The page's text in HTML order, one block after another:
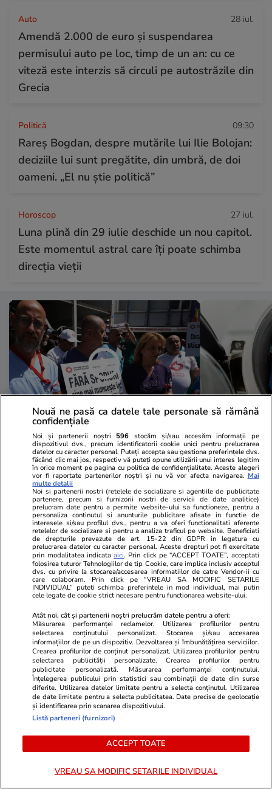
Auto 28 iul.
Amendă 2.000 de euro și suspendarea
permisului auto pe loc, timp de un an: cu ce
viteză este interzis să circuli pe autostrăzile din
Grecia
Politică 09:30
Rareș Bogdan, despre mutările lui Ilie Bolojan:
deciziile lui sunt pregătite, din umbră, de doi
oameni. „El nu știe politică”
Horoscop 27 iul.
Luna plină din 29 iulie deschide un nou capitol.
Este momentul astral care îți poate schimba
direcția vieții
Sănătate și Fitness 14:40
Greva din Sănătate pe înțelesul
tuturor: de ce protestează
sindicatele, ce spune Guvernul și
care este miza
Lifestyle
refuză să le
există piese
Lifestyle 26 iul.
Aquaride 2026: când o poți
vedea cel mai bine
Lifestyle 27 iul.
Ce este scorțișoara Ceylon și
Nouă ne pasă ca datele tale personale să rămână
confidențiale
Noi și partenerii noștri 596 stocăm și/sau accesăm informații pe
dispozitivul dvs., precum identificatorii cookie unici pentru prelucrarea
datelor cu caracter personal. Puteți accepta sau gestiona preferințele dvs.
făcând clic mai jos, respectiv vă puteți opune utilizării unui interes legitim
în orice moment pe pagina cu politica de confidențialitate. Aceste alegeri
vor fi raportate partenerilor noștri și nu vă vor afecta navigarea. Mai
multe detalii
Noi si partenerii nostri (retelele de socializare si agentiile de publicitate
partenere, precum si furnizorii nostri de servicii de date analitice)
prelucram date pentru a permite website-ului sa functioneze, pentru a
personaliza continutul si anunturile publicitare afisate in functie de
interesele si/sau profilul dvs., pentru a va oferi functionalitati aferente
retelelor de socializare si pentru a analiza traficul pe website. Beneficiati
de drepturile prevazute de art. 15-22 din GDPR in legatura cu
prelucrarea datelor cu caracter personal. Aceste drepturi pot fi exercitate
prin modalitatea indicataaici. Prin click pe “ACCEPT TOATE”, acceptati
folosirea tuturor Tehnologiilor de tip Cookie, care implica inclusiv acceptul
dvs. cu privire la stocarea/accesarea informatiilor de catre Vendor-ii cu
care colaboram. Prin click pe “VREAU SA MODIFIC SETARILE
INDIVIDUAL” puteti schimba preferintele in mod individual, mai putin
cele legate de cookie strict necesare pentru functionarea website-ului.
Atât noi, cât și partenerii noștri prelucrăm datele pentru a oferi:
Măsurarea performanței reclamelor. Utilizarea profilurilor pentru
selectarea conținutului personalizat. Stocarea și/sau accesarea
informațiilor de pe un dispozitiv. Dezvoltarea și îmbunătățirea serviciilor.
Crearea profilurilor de conținut personalizat. Utilizarea profilurilor pentru
selectarea publicității personalizate. Crearea profilurilor pentru
publicitate personalizată. Măsurarea performanței conținutului.
Înțelegerea publicului prin statistici sau combinații de date din surse
diferite. Utilizarea datelor limitate pentru a selecta conținutul. Utilizarea
de date limitate pentru a selecta publicitatea. Date precise de geolocație
și identificarea prin scanarea dispozitivului.
Listă parteneri (furnizori)
ACCEPT TOATE
VREAU SA MODIFIC SETARILE INDIVIDUAL